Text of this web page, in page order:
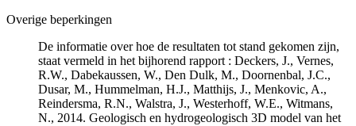
Overige beperkingen
De informatie over hoe de resultaten tot stand gekomen zijn,
staat vermeld in het bijhorend rapport : Deckers, J., Vernes,
R.W., Dabekaussen, W., Den Dulk, M., Doornenbal, J.C.,
Dusar, M., Hummelman, H.J., Matthijs, J., Menkovic, A.,
Reindersma, R.N., Walstra, J., Westerhoff, W.E., Witmans,
N., 2014. Geologisch en hydrogeologisch 3D model van het